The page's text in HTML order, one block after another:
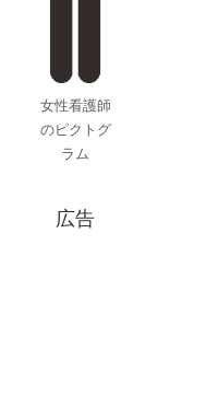
女性看護師
のピクトグ
ラム
広告